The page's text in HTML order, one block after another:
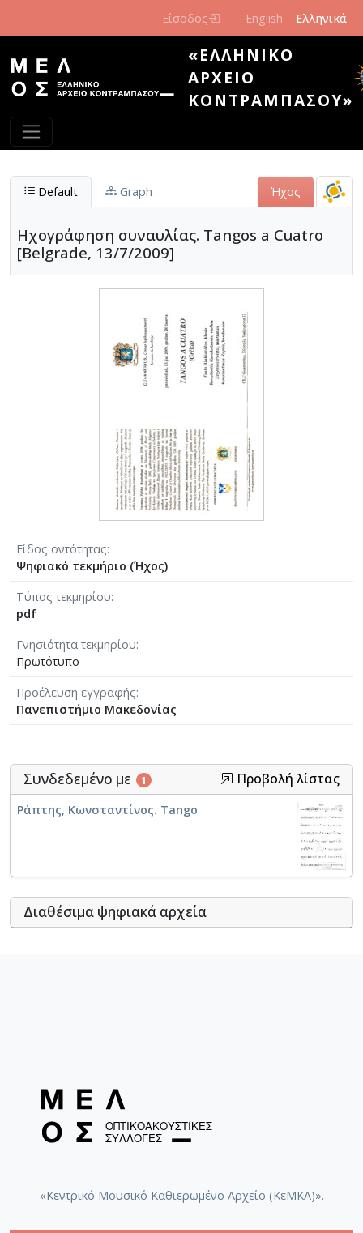
Είσοδος English Ελληνικά
«ΕΛΛΗΝΙΚΌ
ΑΡΧΕΊΟ
ΚΟΝΤΡΑΜΠΆΣΟΥ»
Default Graph Ήχος
Ηχογράφηση συναυλίας. Tangos a Cuatro
[Belgrade, 13/7/2009]
Είδος οντότητας
Ψηφιακό τεκμήριο (Ήχος)
Τύπος τεκμηρίου
pdf
Γνησιότητα τεκμηρίου
Πρωτότυπο
Προέλευση εγγραφής
Πανεπιστήμιο Μακεδονίας
Συνδεδεμένο με 1 Προβολή λίστας
Ράπτης, Κωνσταντίνος. Tango
Διαθέσιμα ψηφιακά αρχεία
«Κεντρικό Μουσικό Καθιερωμένο Αρχείο (ΚεΜΚΑ)».